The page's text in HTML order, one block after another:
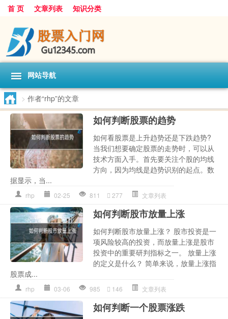
首 页 文章列表 知识分类
网站导航
> 作者“rhp”的文章
如何判断股票的趋势
如何看股票是上升趋势还是下跌趋势?
当我们想要确定股票的走势时，可以从
技术方面入手。首先要关注个股的均线
方向，因为均线是趋势识别的起点。数
据显示，当...
rhp 02-25 811 277 文章列表
如何判断股市放量上涨
如何判断股市放量上涨？ 股市投资是一
项风险较高的投资，而放量上涨是股市
投资中的重要研判指标之一。 放量上涨
的定义是什么？ 简单来说，放量上涨指
股票成...
rhp 03-06 985 146 文章列表
如何判断一个股票涨跌